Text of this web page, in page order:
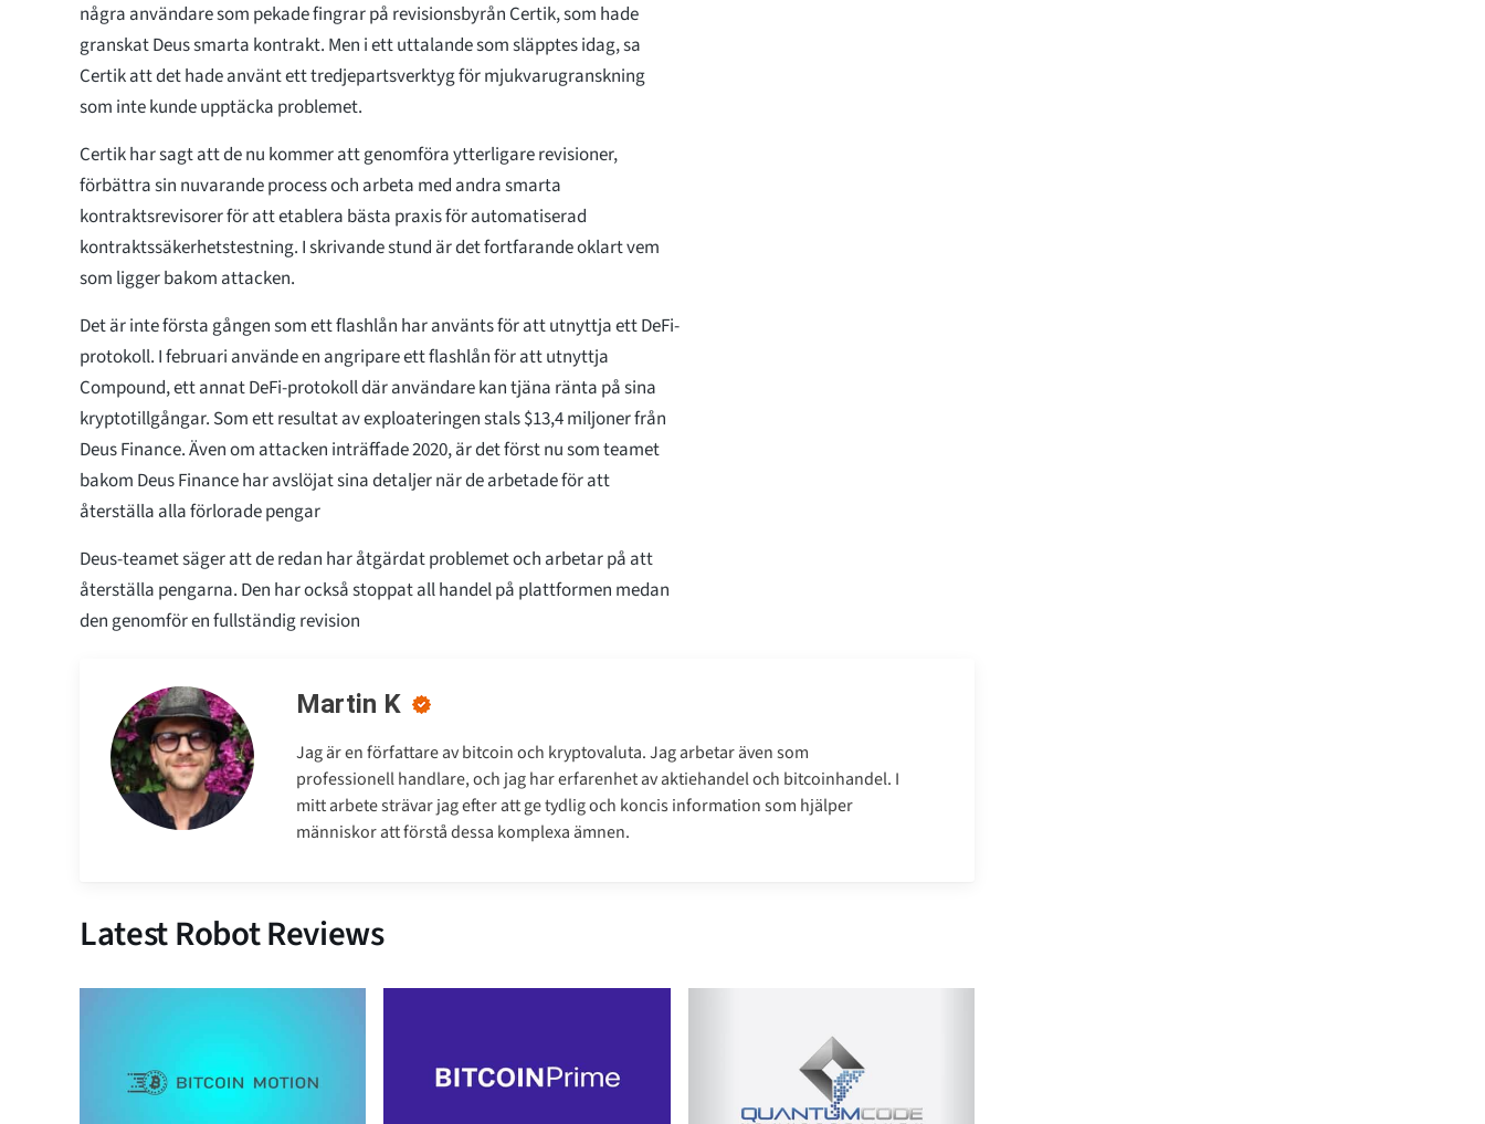
några användare som pekade fingrar på revisionsbyrån Certik, som hade
granskat Deus smarta kontrakt. Men i ett uttalande som släpptes idag, sa
Certik att det hade använt ett tredjepartsverktyg för mjukvarugranskning
som inte kunde upptäcka problemet.
Certik har sagt att de nu kommer att genomföra ytterligare revisioner,
förbättra sin nuvarande process och arbeta med andra smarta
kontraktsrevisorer för att etablera bästa praxis för automatiserad
kontraktssäkerhetstestning. I skrivande stund är det fortfarande oklart vem
som ligger bakom attacken.
Det är inte första gången som ett flashlån har använts för att utnyttja ett DeFi-
protokoll. I februari använde en angripare ett flashlån för att utnyttja
Compound, ett annat DeFi-protokoll där användare kan tjäna ränta på sina
kryptotillgångar. Som ett resultat av exploateringen stals $13,4 miljoner från
Deus Finance. Även om attacken inträffade 2020, är det först nu som teamet
bakom Deus Finance har avslöjat sina detaljer när de arbetade för att
återställa alla förlorade pengar
Deus-teamet säger att de redan har åtgärdat problemet och arbetar på att
återställa pengarna. Den har också stoppat all handel på plattformen medan
den genomför en fullständig revision
Martin K
Jag är en författare av bitcoin och kryptovaluta. Jag arbetar även som
professionell handlare, och jag har erfarenhet av aktiehandel och bitcoinhandel. I
mitt arbete strävar jag efter att ge tydlig och koncis information som hjälper
människor att förstå dessa komplexa ämnen.
Latest Robot Reviews